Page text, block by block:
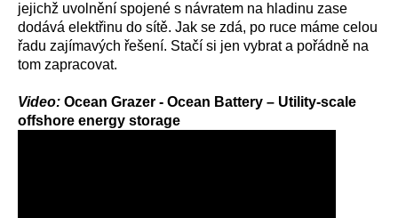
jejichž uvolnění spojené s návratem na hladinu zase
dodává elektřinu do sítě. Jak se zdá, po ruce máme celou
řadu zajímavých řešení. Stačí si jen vybrat a pořádně na
tom zapracovat.
Video: Ocean Grazer - Ocean Battery – Utility-scale
offshore energy storage